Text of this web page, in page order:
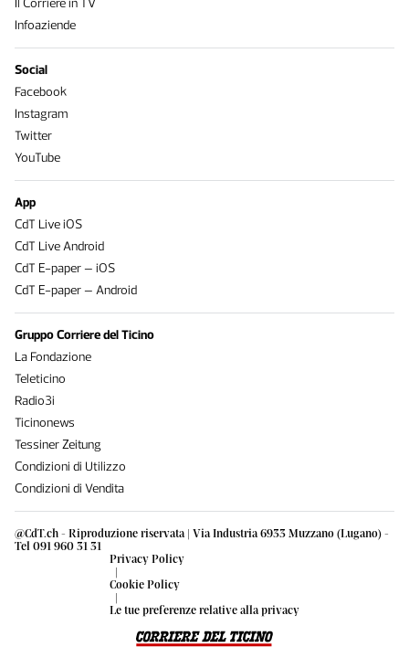
@CdT.ch - Riproduzione riservata | Via Industria 6933 Muzzano (Lugano) -
Tel 091 960 31 31
Privacy Policy
|
Cookie Policy
|
Le tue preferenze relative alla privacy
Il Corriere in TV
Infoaziende
Social
Facebook
Instagram
Twitter
YouTube
App
CdT Live iOS
CdT Live Android
CdT E-paper – iOS
CdT E-paper – Android
Gruppo Corriere del Ticino
La Fondazione
Teleticino
Radio3i
Ticinonews
Tessiner Zeitung
Condizioni di Utilizzo
Condizioni di Vendita